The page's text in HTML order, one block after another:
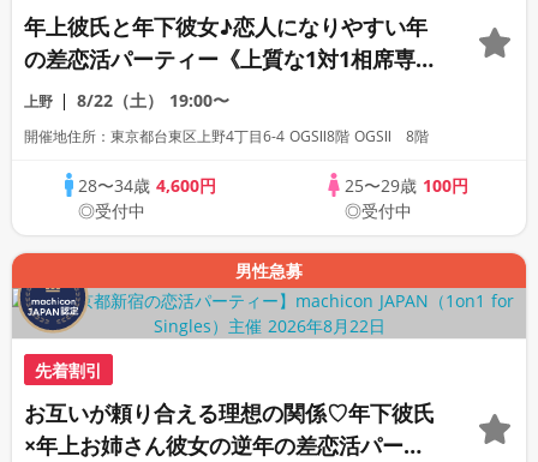
年上彼氏と年下彼女♪恋人になりやすい年
の差恋活パーティー《上質な1対1相席専用
会場》《全席半個室》《飲み放題付き》
《machicon JAPAN主催》
上野 8/22（土） 19:00〜
開催地住所：東京都台東区上野4丁目6-4 OGSⅡ8階 OGSⅡ 8階
28〜34歳4,600円
◎受付中
25〜29歳 100円
◎受付中
男性急募
先着割引
お互いが頼り合える理想の関係♡年下彼氏
×年上お姉さん彼女の逆年の差恋活パーテ